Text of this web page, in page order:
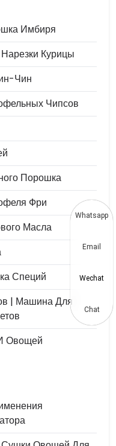
Имбиря
Курицы
Чин
Чипсов
Порошка
Фри
Масла
Специй
| Машина Для
Овощей
Whatsapp
Email
Wechat
Chat